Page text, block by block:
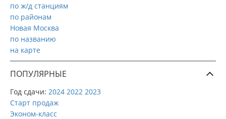
по ж/д станциям
по районам
Новая Москва
по названию
на карте
ПОПУЛЯРНЫЕ
Год сдачи: 2024 2022 2023
Старт продаж
Эконом-класс